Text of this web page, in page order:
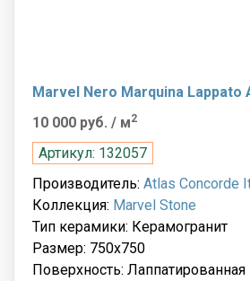
Marvel Nero Marquina Lappato
10 000 руб. / м2
Артикул: 132057
Производитель: Atlas Concorde
Коллекция: Marvel Stone
Тип керамики: Керамогранит
Размер: 750x750
Поверхность: Лаппатированная